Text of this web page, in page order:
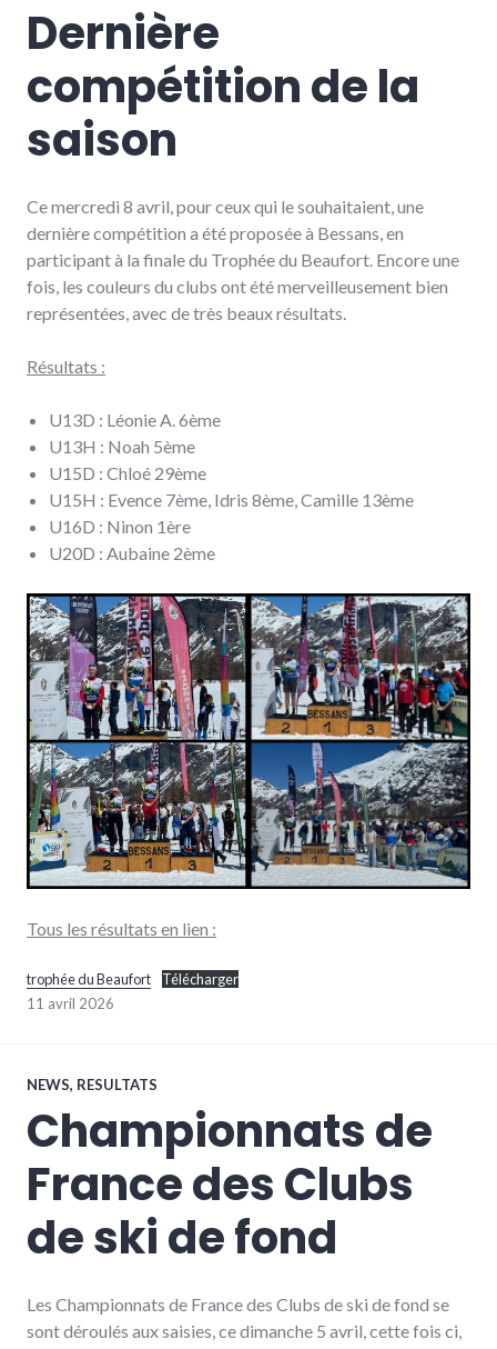
Dernière
compétition de la
saison
Ce mercredi 8 avril, pour ceux qui le souhaitaient, une
dernière compétition a été proposée à Bessans, en
participant à la finale du Trophée du Beaufort. Encore une
fois, les couleurs du clubs ont été merveilleusement bien
représentées, avec de très beaux résultats.
Résultats :
U13D : Léonie A. 6ème
U13H : Noah 5ème
U15D : Chloé 29ème
U15H : Evence 7ème, Idris 8ème, Camille 13ème
U16D : Ninon 1ère
U20D : Aubaine 2ème
Tous les résultats en lien :
trophée du Beaufort
Télécharger
11 avril 2026
NEWS, RESULTATS
Championnats de
France des Clubs
de ski de fond
Les Championnats de France des Clubs de ski de fond se
sont déroulés aux saisies, ce dimanche 5 avril, cette fois ci,